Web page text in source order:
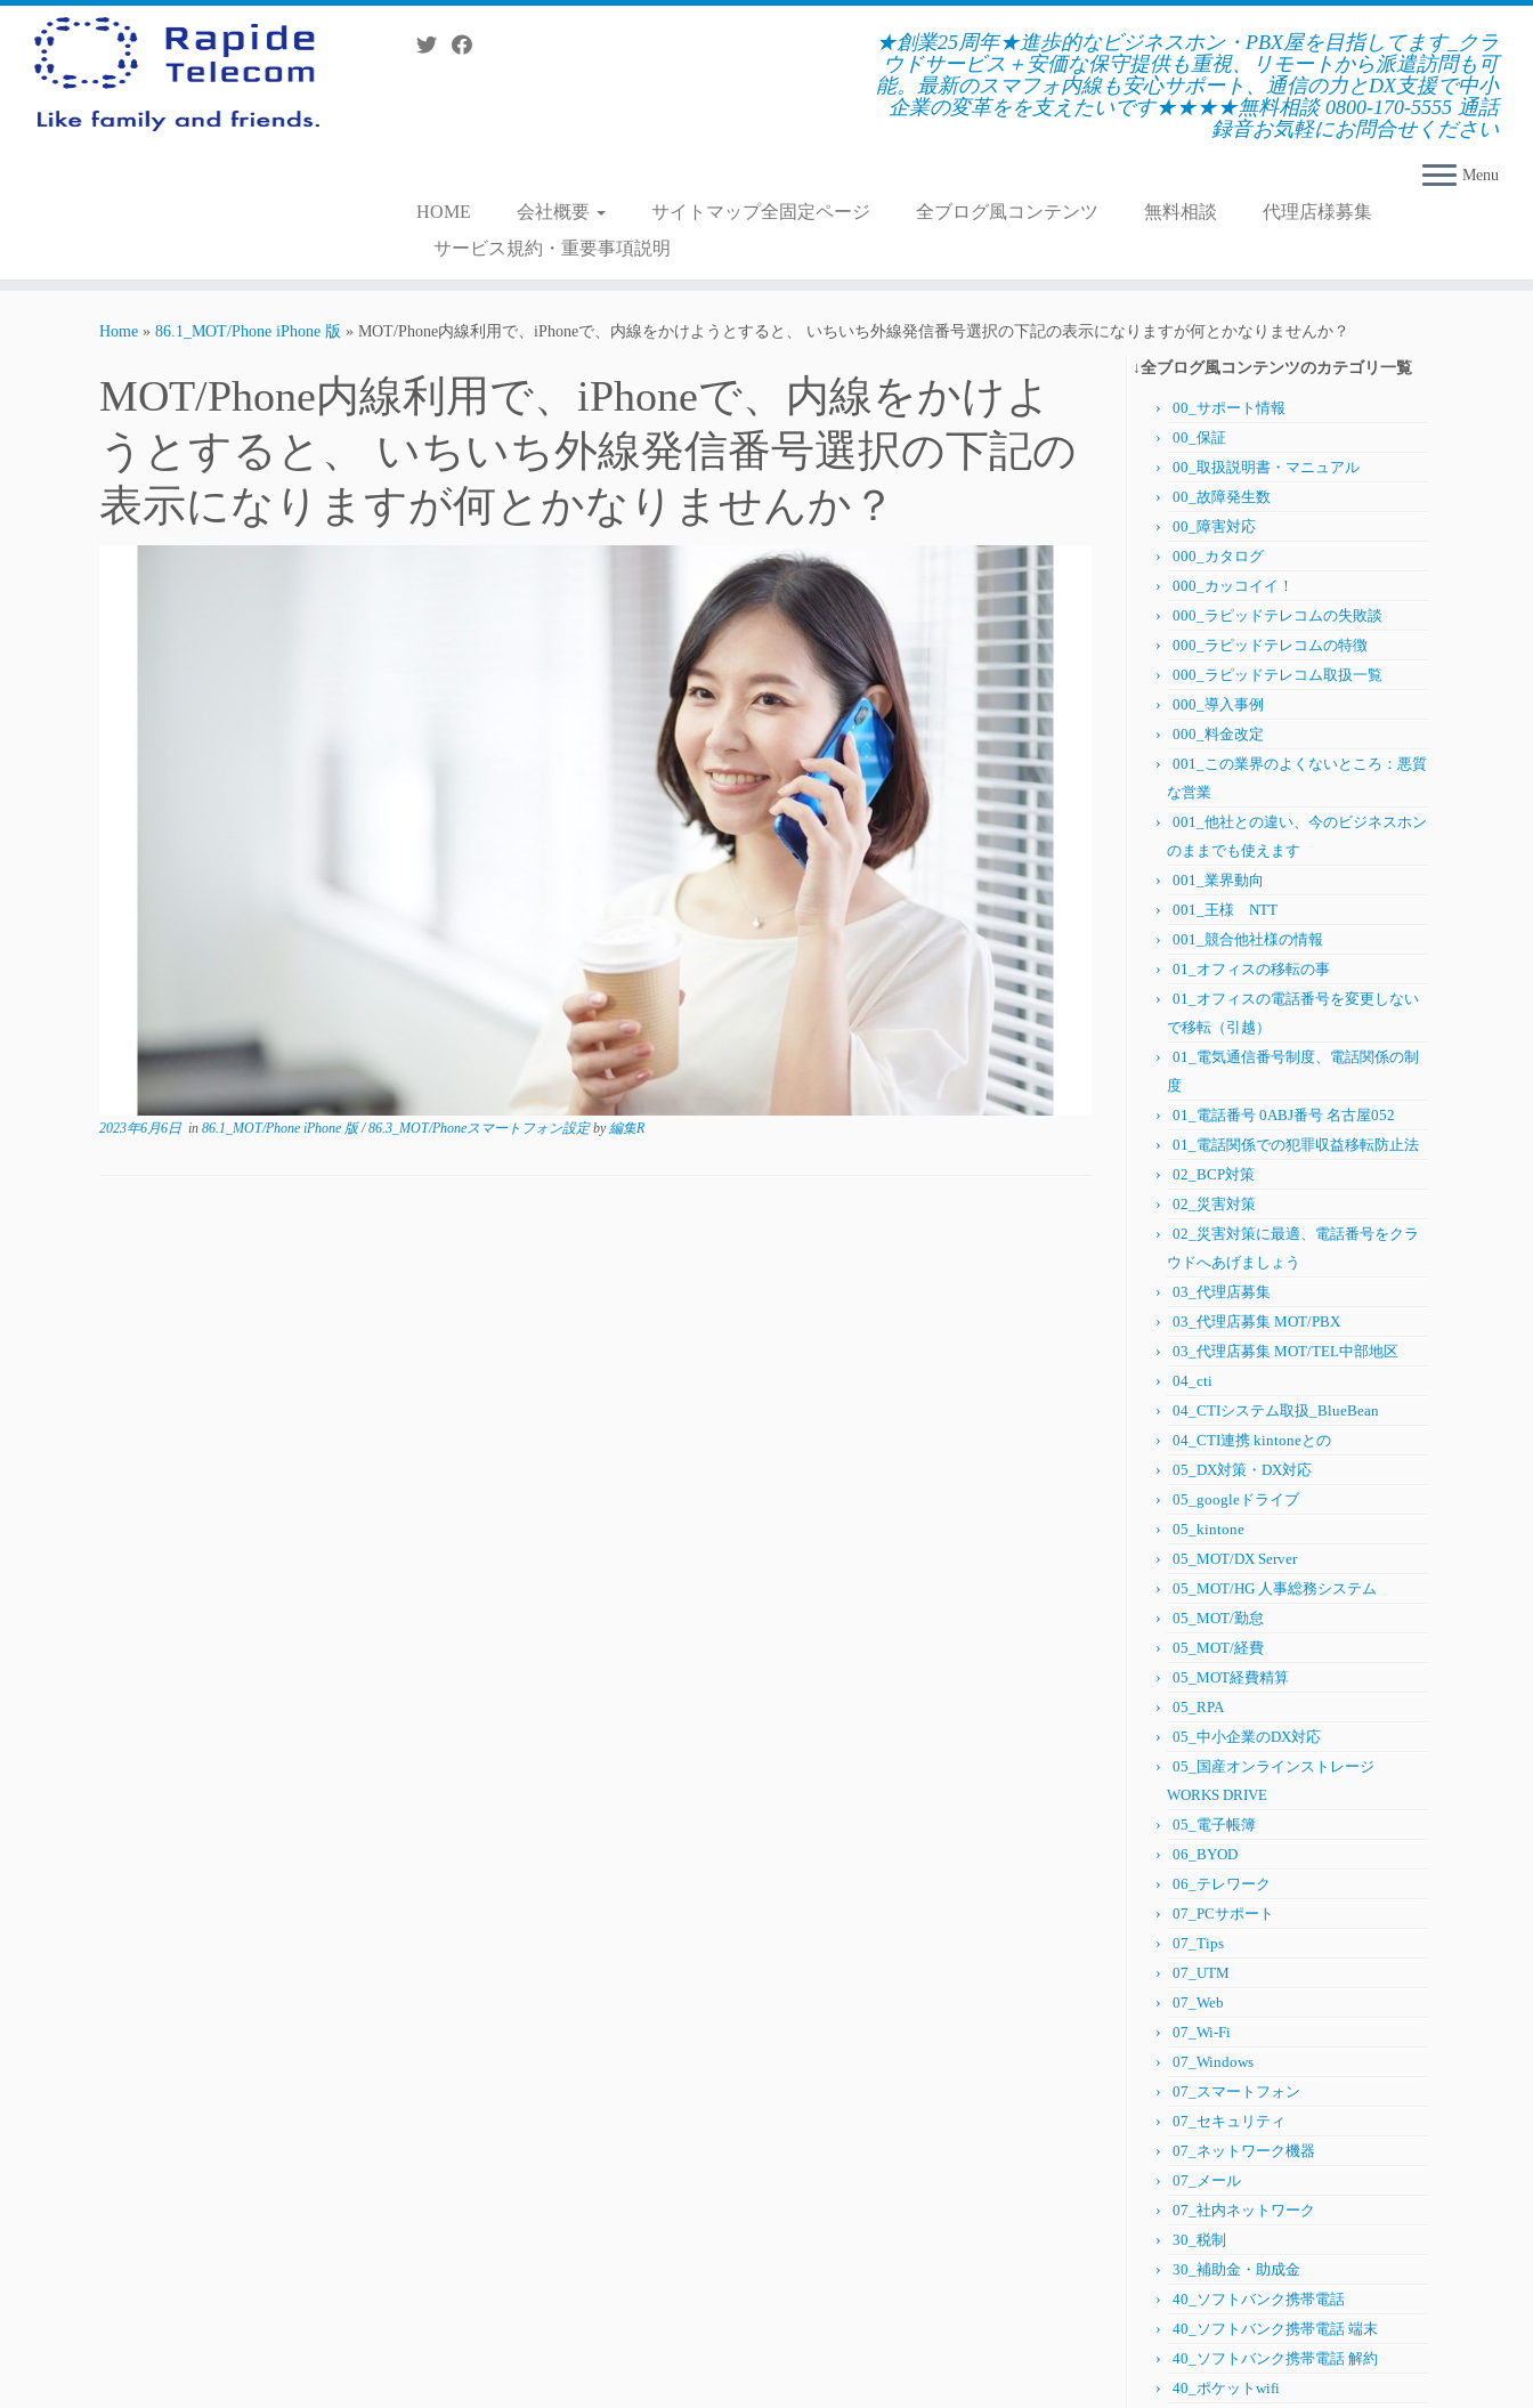
Skip
content
★創業25周年★進歩的なビジネスホン・PBX屋を目指してます_クラ
ウドサービス＋安価な保守提供も重視、リモートから派遣訪問も可
能。最新のスマフォ内線も安心サポート、通信の力とDX支援で中小
企業の変革をを支えたいです★★★★無料相談 0800-170-5555 通話
録音お気軽にお問合せください
Menu
HOME 会社概要 サイトマップ全固定ページ 全ブログ風コンテンツ 無料相談
代理店様募集
サービス規約・重要事項説明
Home » 86.1_MOT/Phone iPhone 版 » MOT/Phone内線利用で、iPhoneで、内線をかけようとすると、 いちいち外線発信番号選択の下記の表示になりますが何とかなりませんか？
MOT/Phone内線利用で、iPhoneで、内線をかけよ
うとすると、 いちいち外線発信番号選択の下記の
表示になりますが何とかなりませんか？
2023年6月6日 in 86.1_MOT/Phone iPhone 版/86.3_MOT/Phoneスマートフォン設定by編集R
↓全ブログ風コンテンツのカテゴリ一覧
00_サポート情報
00_保証
00_取扱説明書・マニュアル
00_故障発生数
00_障害対応
000_カタログ
000_カッコイイ！
000_ラピッドテレコムの失敗談
000_ラピッドテレコムの特徴
000_ラピッドテレコム取扱一覧
000_導入事例
000_料金改定
001_この業界のよくないところ：悪質
な営業
001_他社との違い、今のビジネスホン
のままでも使えます
001_業界動向
001_王様 NTT
001_競合他社様の情報
01_オフィスの移転の事
01_オフィスの電話番号を変更しない
で移転（引越）
01_電気通信番号制度、電話関係の制
度
01_電話番号 0ABJ番号 名古屋052
01_電話関係での犯罪収益移転防止法
02_BCP対策
02_災害対策
02_災害対策に最適、電話番号をクラ
ウドへあげましょう
03_代理店募集
03_代理店募集 MOT/PBX
03_代理店募集 MOT/TEL中部地区
04_cti
04_CTIシステム取扱_BlueBean
04_CTI連携 kintoneとの
05_DX対策・DX対応
05_googleドライブ
05_kintone
05_MOT/DX Server
05_MOT/HG 人事総務システム
05_MOT/勤怠
05_MOT/経費
05_MOT経費精算
05_RPA
05_中小企業のDX対応
05_国産オンラインストレージ
WORKS DRIVE
05_電子帳簿
06_BYOD
06_テレワーク
07_PCサポート
07_Tips
07_UTM
07_Web
07_Wi-Fi
07_Windows
07_スマートフォン
07_セキュリティ
07_ネットワーク機器
07_メール
07_社内ネットワーク
30_税制
30_補助金・助成金
40_ソフトバンク携帯電話
40_ソフトバンク携帯電話 端末
40_ソフトバンク携帯電話 解約
40_ポケットwifi